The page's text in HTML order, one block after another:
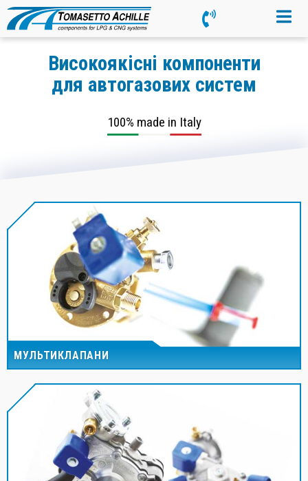
Високоякісні компоненти
для автогазових систем
100% made in Italy
МУЛЬТИКЛАПАНИ